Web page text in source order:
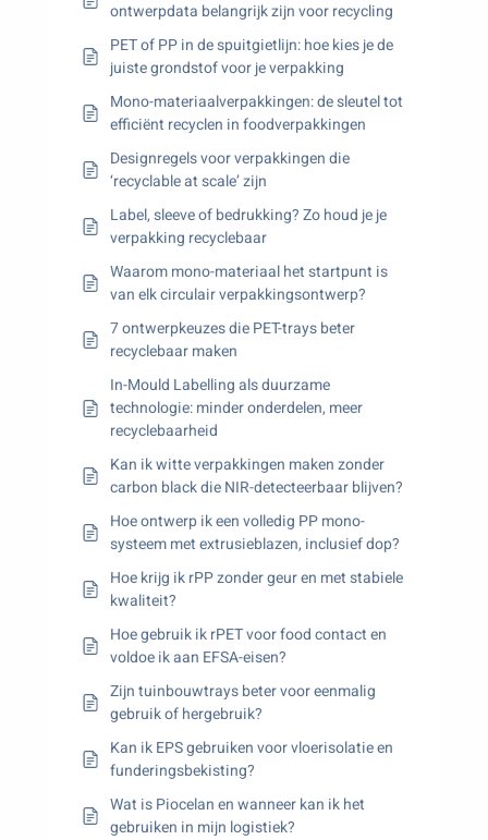
ontwerpdata belangrijk zijn voor recycling
PET of PP in de spuitgietlijn: hoe kies je de
juiste grondstof voor je verpakking
Mono-materiaalverpakkingen: de sleutel tot
efficiënt recyclen in foodverpakkingen
Designregels voor verpakkingen die
‘recyclable at scale’ zijn
Label, sleeve of bedrukking? Zo houd je je
verpakking recyclebaar
Waarom mono-materiaal het startpunt is
van elk circulair verpakkingsontwerp?
7 ontwerpkeuzes die PET-trays beter
recyclebaar maken
In-Mould Labelling als duurzame
technologie: minder onderdelen, meer
recyclebaarheid
Kan ik witte verpakkingen maken zonder
carbon black die NIR-detecteerbaar blijven?
Hoe ontwerp ik een volledig PP mono-
systeem met extrusieblazen, inclusief dop?
Hoe krijg ik rPP zonder geur en met stabiele
kwaliteit?
Hoe gebruik ik rPET voor food contact en
voldoe ik aan EFSA-eisen?
Zijn tuinbouwtrays beter voor eenmalig
gebruik of hergebruik?
Kan ik EPS gebruiken voor vloerisolatie en
funderingsbekisting?
Wat is Piocelan en wanneer kan ik het
gebruiken in mijn logistiek?